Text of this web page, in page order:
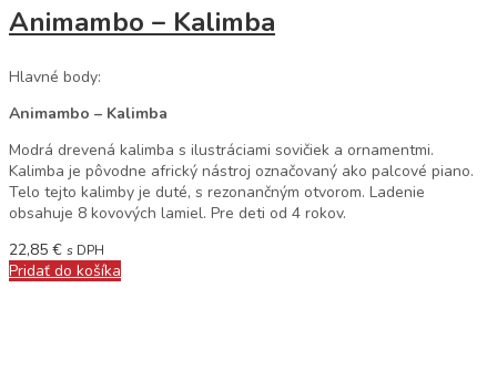
Animambo – Kalimba
Hlavné body:
Animambo – Kalimba
Modrá drevená kalimba s ilustráciami sovičiek a ornamentmi.
Kalimba je pôvodne africký nástroj označovaný ako palcové piano.
Telo tejto kalimby je duté, s rezonančným otvorom. Ladenie
obsahuje 8 kovových lamiel. Pre deti od 4 rokov.
22,85 € s DPH
Pridať do košíka